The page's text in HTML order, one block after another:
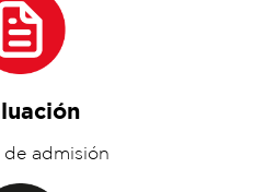
de admisión